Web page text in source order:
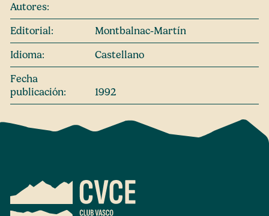
Autores:
Editorial:
Montbalnac-Martín
Idioma:
Castellano
Fecha
publicación:
1992